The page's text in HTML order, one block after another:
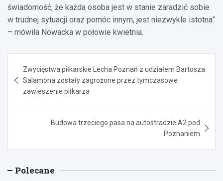
świadomość, że każda osoba jest w stanie zaradzić sobie
w trudnej sytuacji oraz pomóc innym, jest niezwykle istotna”
– mówiła Nowacka w połowie kwietnia.
wpisu
Zwycięstwa piłkarskie Lecha Poznań z udziałem Bartosza
Salamona zostały zagrożone przez tymczasowe
zawieszenie piłkarza
Budowa trzeciego pasa na autostradzie A2 pod
Poznaniem
Polecane